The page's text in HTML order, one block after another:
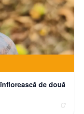
de două